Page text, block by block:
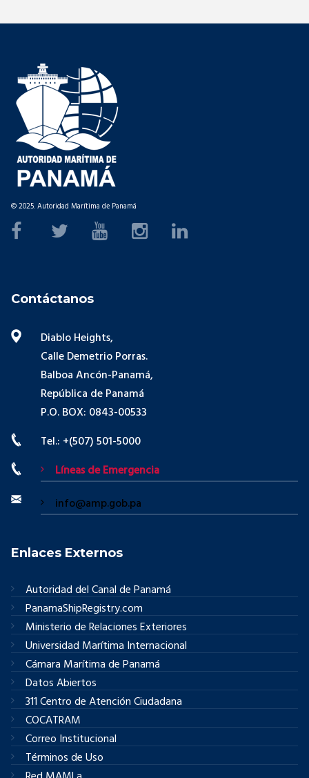
© 2025. Autoridad Marítima de Panamá
Contáctanos
Diablo Heights,
Calle Demetrio Porras.
Balboa Ancón-Panamá,
República de Panamá
P.O. BOX: 0843-00533
Tel.: +(507) 501-5000
Líneas de Emergencia
info@amp.gob.pa
Enlaces Externos
Autoridad del Canal de Panamá
PanamaShipRegistry.com
Ministerio de Relaciones Exteriores
Universidad Marítima Internacional
Cámara Marítima de Panamá
Datos Abiertos
311 Centro de Atención Ciudadana
COCATRAM
Correo Institucional
Términos de Uso